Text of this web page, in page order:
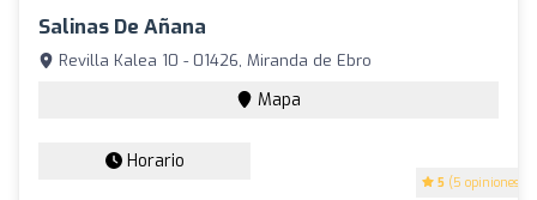
Salinas De Añana
5 (5 opiniones)
Revilla Kalea 10 - 01426, Miranda de Ebro
Mapa
Horario